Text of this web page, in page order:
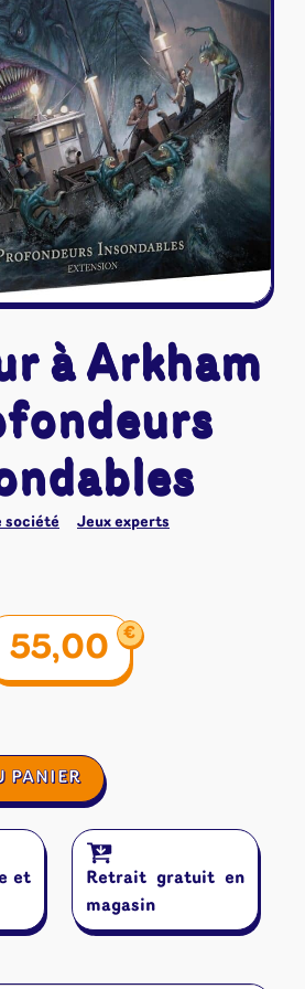
Mythos
Autres
Tapis de jeu
à Arkham
société Jeux experts
55,00 €
PANIER
et
Retrait gratuit en
magasin